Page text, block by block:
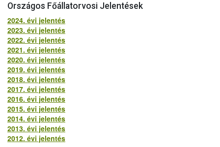
Országos Főállatorvosi Jelentések
2024. évi jelentés
2023. évi jelentés
2022. évi jelentés
2021. évi jelentés
2020. évi jelentés
2019. évi jelentés
2018. évi jelentés
2017. évi jelentés
2016. évi jelentés
2015. évi jelentés
2014. évi jelentés
2013. évi jelentés
2012. évi jelentés